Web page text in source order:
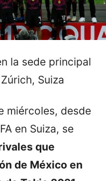
la sede principal
Suiza
miércoles, desde
en Suiza, se
que
de México en